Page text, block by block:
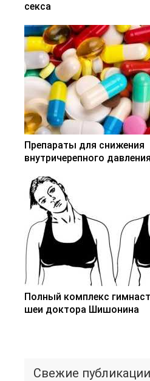
секса
Препараты для снижения
внутричерепного давления
Полный комплекс
шеи доктора Шишонина
Свежие публикации